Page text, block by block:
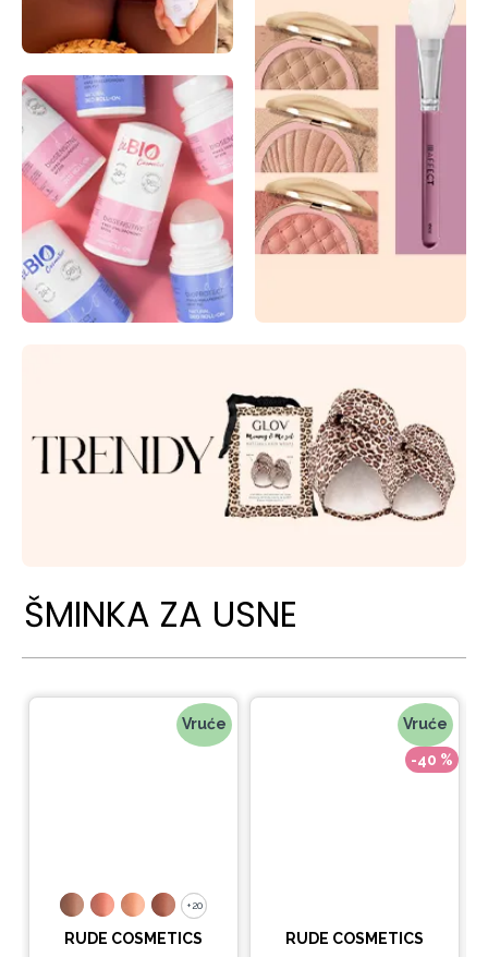
ŠMINKA ZA USNE
Vruće
+20
+20
RUDE COSMETICS
Vruće
-40 %
RUDE COSMETICS